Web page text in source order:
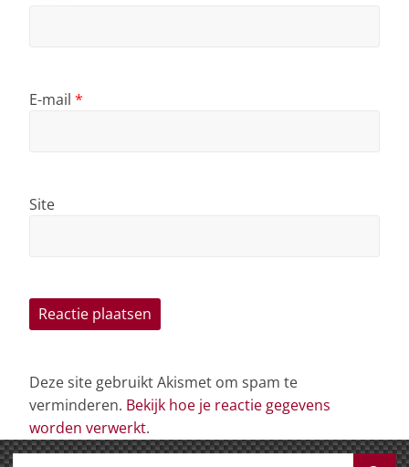
E-mail *
Site
Deze site gebruikt Akismet om spam te
verminderen. Bekijk hoe je reactie gegevens
worden verwerkt.